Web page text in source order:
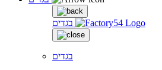
בגדים
בגדים